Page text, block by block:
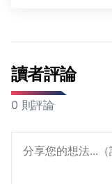
讀者評論
0 則評論